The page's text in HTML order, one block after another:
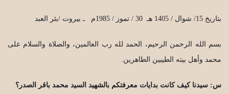
بتاريخ 15/ شوال / 1405 هـ 30 / تموز / 1985م ـ بيروت /بئر العبد
بسم الله الرحمن الرحيم، الحمد لله رب العالمين، والصلاة والسلام على
محمد وأهل بيته الطيبين الطاهرين.
س: سيدنا كيف كانت بدايات معرفتكم بالشهيد السيد محمد باقر الصدر؟